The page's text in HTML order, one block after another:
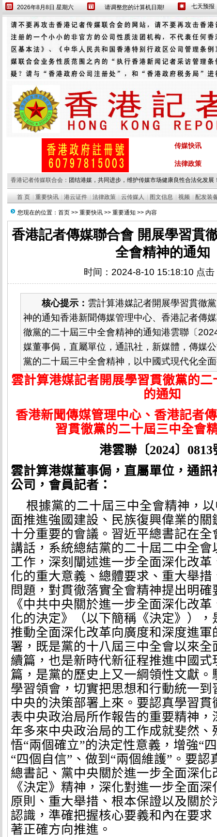
2026年8月8日 星期六 请调整您的计算机日期!
传媒快讯
法律政策
香港记者传媒联合会： 团结港媒，共同进步，维护传媒市场健康良性合法化发展
首 页 重要快讯 港云证件 法律政策 云传媒人 图文信息 视频 配发装
您现在的位置： 首页 >> 重要快讯 >> 重要通知 >> 内容
香港記者傳媒聯合會 開展學習貫
全會精神的通知
时间：2024-8-10 15:18:10 点击
核心提示： 雲計算港媒記者開展學習貫徹
神的通知香港新聞傳媒管理中心、香港記者傳
徹黨的二十屆三中全會精神的通知港雲聯〔
媒董事侷，直屬單位，通訊社，新媒體，傳媒
黨的二十屆三中全會精神，以中國式現代化全
雲計算港媒記者開展學習貫徹黨的
的通知
香港新聞傳媒管理中心、香港記者
習貫徹黨的二十屆三中全會
港雲聯〔2024〕 0813
雲計算港媒董事侷，直屬單位，通
公司，會員記者：
根據黨的二十屆三中全會精神，
面推進強國建設、民族復興偉業的
十分重要的會議。習近平總書記在
講話，系統總結黨的二十屆二中全
工作，深刻闡述進一步全面深化改
化的重大意義、總體要求、重大舉
問題，對貫徹落實全會精神提出明
《中共中央關於進一步全面深化改
化的決定》（以下簡稱《決定》）
推動全面深化改革向廣度和深度進軍
署，既是黨的十八屆三中全會以來
續篇，也是新時代新征程推進中國式
篇，是黨的歷史上又一綱領性文獻
學習領會，切實把思想和行動統一
中央的決策部署上來。要認真學習
表中央政治局所作報告的重要精神
年多來中央政治局的工作成就斐然
悟“兩個確立”的決定性意義，增強“
“四個自信”、做到“兩個維護”。要認
總書記、黨中央關於進一步全面深
《決定》精神，深化對進一步全面
原則、重大舉措、根本保證以及關
認識，準確把握核心要義和內在要
著正確方向推進。